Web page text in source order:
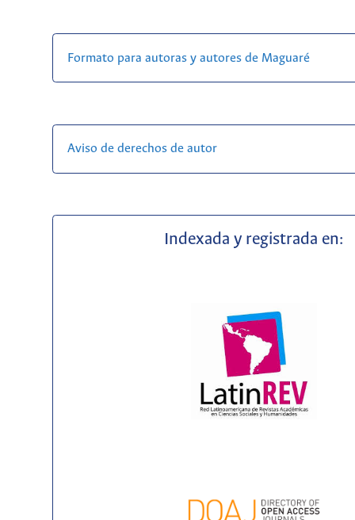
Formato para autoras y autores de Maguaré
Aviso de derechos de autor
Indexada y registrada en: